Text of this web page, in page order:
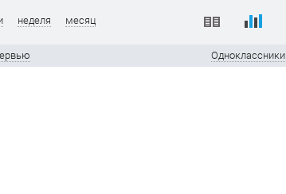
неделя месяц
Одноклассники